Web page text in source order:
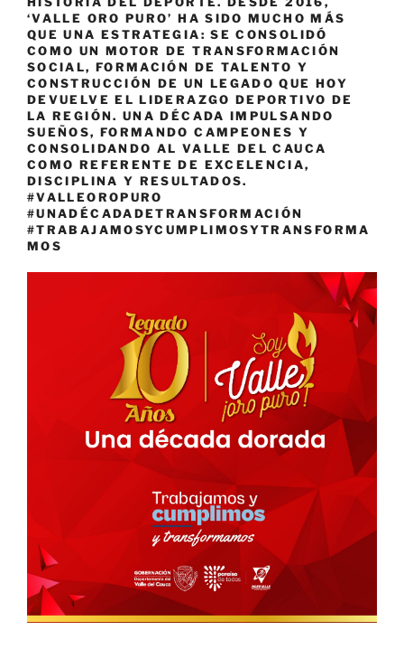
‘VALLE ORO PURO’ HA SIDO MUCHO MÁS
QUE UNA ESTRATEGIA: SE CONSOLIDÓ
COMO UN MOTOR DE TRANSFORMACIÓN
SOCIAL, FORMACIÓN DE TALENTO Y
CONSTRUCCIÓN DE UN LEGADO QUE HOY
DEVUELVE EL LIDERAZGO DEPORTIVO DE
LA REGIÓN. UNA DÉCADA IMPULSANDO
SUEÑOS, FORMANDO CAMPEONES Y
CONSOLIDANDO AL VALLE DEL CAUCA
COMO REFERENTE DE EXCELENCIA,
DISCIPLINA Y RESULTADOS.
#VALLEOROPURO
#UNADÉCADADETRANSFORMACIÓN
#TRABAJAMOSYCUMPLIMOSYTRANSFORMA
MOS